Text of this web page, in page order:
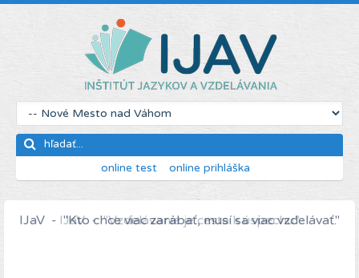
online test online prihláška
IJaV - "Kto chce viac zarábať, musí sa viac vzdelávať."